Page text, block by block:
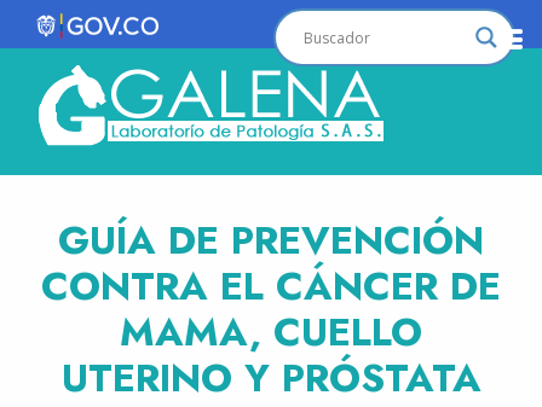
GUÍA DE PREVENCIÓN
CONTRA EL CÁNCER DE
MAMA, CUELLO
UTERINO Y PRÓSTATA